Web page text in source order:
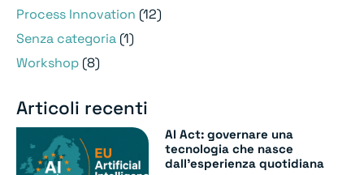
Process Innovation (12)
Senza categoria (1)
Workshop (8)
Articoli recenti
AI Act: governare una
tecnologia che nasce
dall’esperienza quotidiana